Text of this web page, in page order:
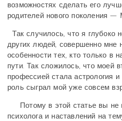
возможностях сделать его
родителей нового поколения —
Так случилось, что я глубоко
других людей, совершенно мне
особенности тех, кто только в
пути. Так сложилось, что моей
профессией стала астрология
роль сыграл мой уже совсем
Потому в этой статье вы не
психолога и наставлений на